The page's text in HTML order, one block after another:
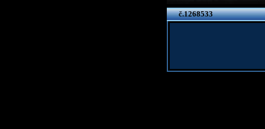
č.1268533